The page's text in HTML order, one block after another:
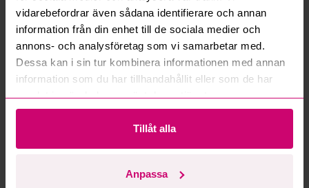
vidarebefordrar även sådana identifierare och annan
information från din enhet till de sociala medier och
annons- och analysföretag som vi samarbetar med.
Dessa kan i sin tur kombinera informationen med annan
information som du har tillhandahållit eller som de har
samlat in när du har använt deras tjänster.
Tillåt alla
Anpassa
Mer från samma kategori
12h 44m Bromma